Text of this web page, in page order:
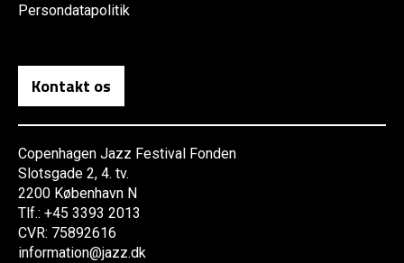
Persondatapolitik
Kontakt os
Copenhagen Jazz Festival Fonden
Slotsgade 2, 4. tv.
2200 København N
Tlf.: +45 3393 2013
CVR: 75892616
information@jazz.dk